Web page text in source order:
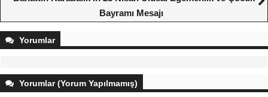
Bayramı Mesajı
Yorumlar
Yorumlar (Yorum Yapılmamış)